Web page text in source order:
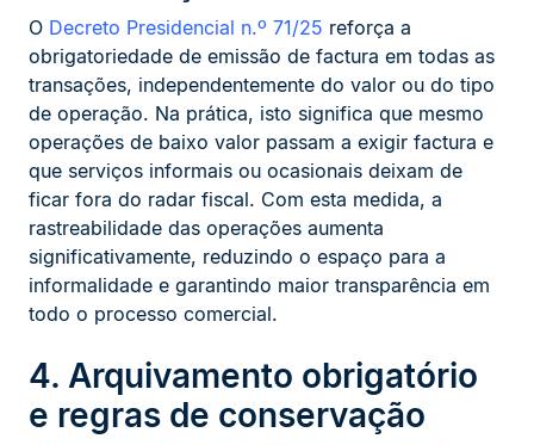
O Decreto Presidencial n.º 71/25 reforça a
obrigatoriedade de emissão de factura em todas as
transações, independentemente do valor ou do tipo
de operação. Na prática, isto significa que mesmo
operações de baixo valor passam a exigir factura e
que serviços informais ou ocasionais deixam de
ficar fora do radar fiscal. Com esta medida, a
rastreabilidade das operações aumenta
significativamente, reduzindo o espaço para a
informalidade e garantindo maior transparência em
todo o processo comercial.
4. Arquivamento obrigatório
e regras de conservação